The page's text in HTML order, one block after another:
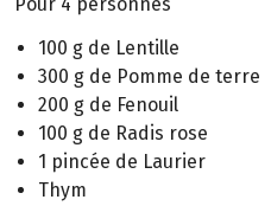
Pour 4 personnes
100 g de Lentille
300 g de Pomme de terre
200 g de Fenouil
100 g de Radis rose
1 pincée de Laurier
Thym